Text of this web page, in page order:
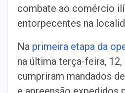
combate ao comércio
entorpecentes na
Na primeira etapa da
na última terça-feira,
cumpriram mandados